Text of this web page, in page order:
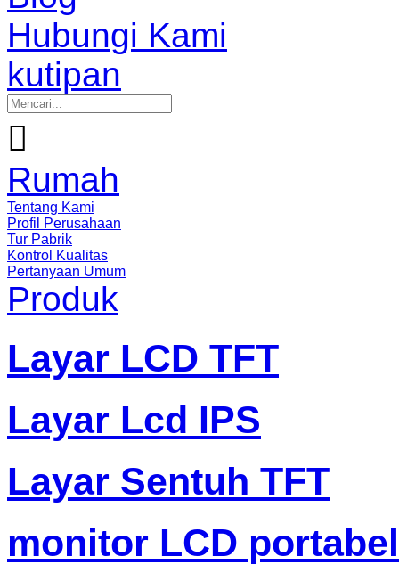
Hubungi Kami
kutipan

Rumah
Tentang Kami
Profil Perusahaan
Tur Pabrik
Kontrol Kualitas
Pertanyaan Umum
Produk
Layar LCD TFT
Layar Lcd IPS
Layar Sentuh TFT
monitor LCD portabel